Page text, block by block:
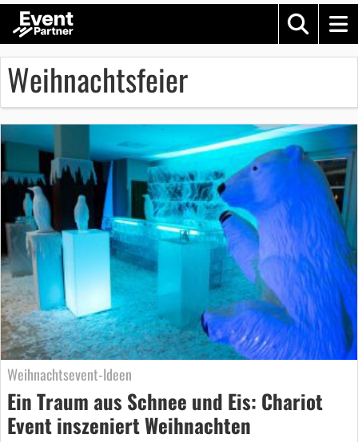
Weihnachtsfeier
Weihnachtsevent-Ideen
Ein Traum aus Schnee und Eis: Chariot
Event inszeniert Weihnachten